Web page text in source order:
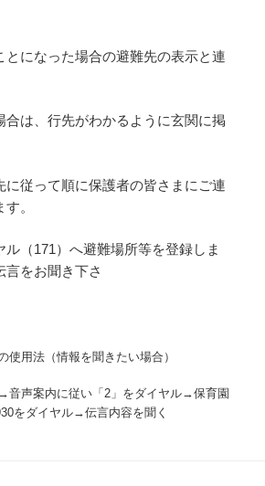
とになった場合の避難先の表示と連
は、行先がわかるように玄関に掲
従って順に保護者の皆さまにご連
。
（171）へ避難場所等を登録しま
言をお聞き下さ
。
使用法（情報を聞きたい場合）
→音声案内に従い「2」をダイヤル→保育園
をダイヤル→伝言内容を聞く